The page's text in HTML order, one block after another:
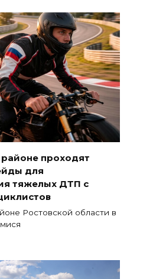
проходят
для
тяжелых ДТП с
Ростовской области в